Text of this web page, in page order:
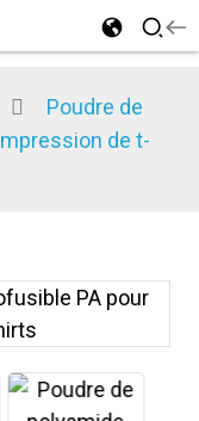
Poudre de
de t-